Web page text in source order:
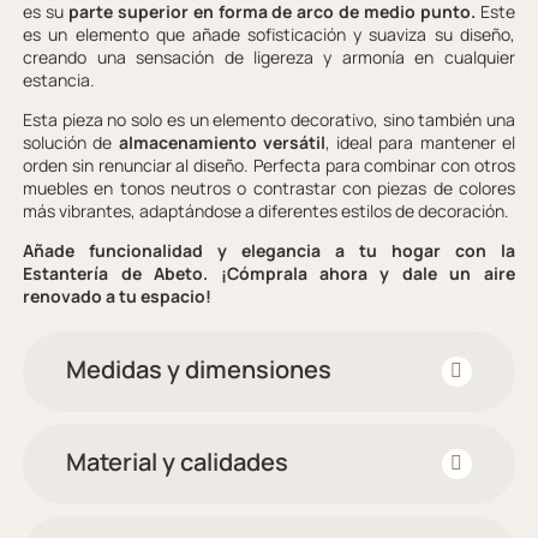
es su parte superior en forma de arco de medio punto. Este
es un elemento que añade sofisticación y suaviza su diseño,
creando una sensación de ligereza y armonía en cualquier
estancia.
Esta pieza no solo es un elemento decorativo, sino también una
solución de almacenamiento versátil, ideal para mantener el
orden sin renunciar al diseño. Perfecta para combinar con otros
muebles en tonos neutros o contrastar con piezas de colores
más vibrantes, adaptándose a diferentes estilos de decoración.
Añade funcionalidad y elegancia a tu hogar con la
Estantería de Abeto. ¡Cómprala ahora y dale un aire
renovado a tu espacio!
Medidas y dimensiones
Material y calidades